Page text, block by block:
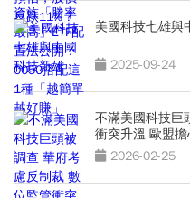
美國科技七雄與
2025-09-24
不滿美國科技巨
衝突升溫 歐盟
2026-02-25